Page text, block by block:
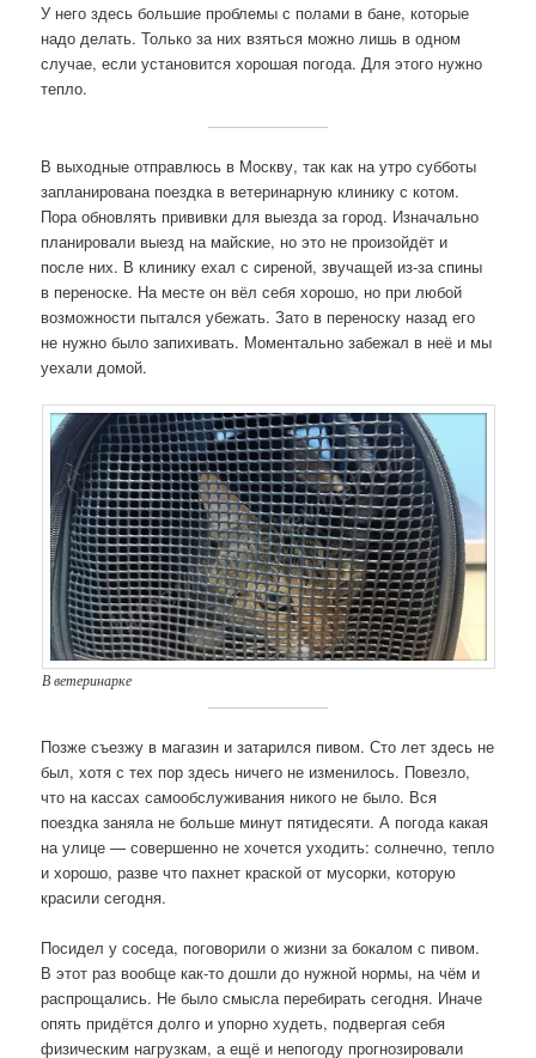
У него здесь большие проблемы с полами в бане, которые
надо делать. Только за них взяться можно лишь в одном
случае, если установится хорошая погода. Для этого нужно
тепло.
В выходные отправлюсь в Москву, так как на утро субботы
запланирована поездка в ветеринарную клинику с котом.
Пора обновлять прививки для выезда за город. Изначально
планировали выезд на майские, но это не произойдёт и
после них. В клинику ехал с сиреной, звучащей из-за спины
в переноске. На месте он вёл себя хорошо, но при любой
возможности пытался убежать. Зато в переноску назад его
не нужно было запихивать. Моментально забежал в неё и мы
уехали домой.
В ветеринарке
Позже съезжу в магазин и затарился пивом. Сто лет здесь не
был, хотя с тех пор здесь ничего не изменилось. Повезло,
что на кассах самообслуживания никого не было. Вся
поездка заняла не больше минут пятидесяти. А погода какая
на улице — совершенно не хочется уходить: солнечно, тепло
и хорошо, разве что пахнет краской от мусорки, которую
красили сегодня.
Посидел у соседа, поговорили о жизни за бокалом с пивом.
В этот раз вообще как-то дошли до нужной нормы, на чём и
распрощались. Не было смысла перебирать сегодня. Иначе
опять придётся долго и упорно худеть, подвергая себя
физическим нагрузкам, а ещё и непогоду прогнозировали